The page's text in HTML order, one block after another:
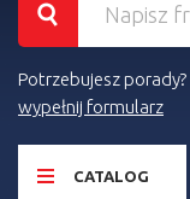
Potrzebujesz porady?
wypełnij formularz
CATALOG